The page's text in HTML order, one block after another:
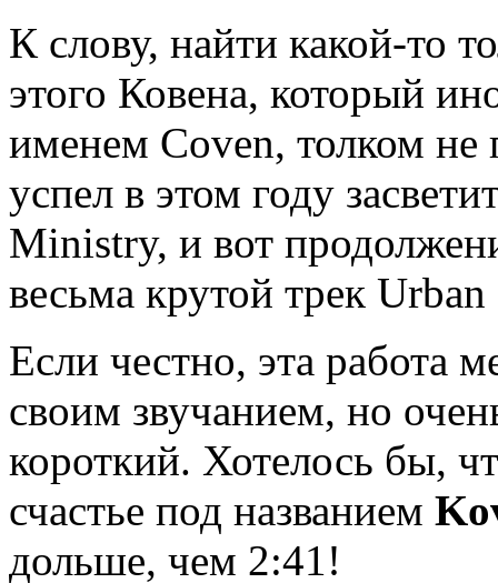
К слову, найти какой-то
этого Ковена, который
именем Coven, толком не
успел в этом году
Ministry, и вот
весьма крутой трек
Если честно, эта работа
своим звучанием, но
короткий. Хотелось бы,
счастье под названием
дольше, чем 2:41!